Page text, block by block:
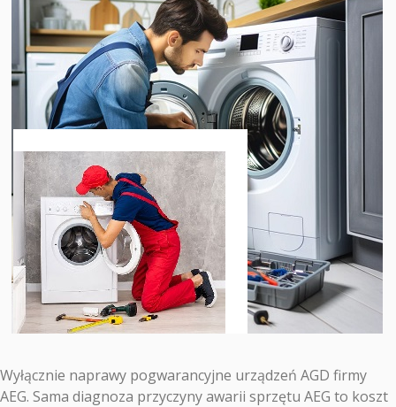
Wyłącznie naprawy pogwarancyjne urządzeń AGD firmy
AEG. Sama diagnoza przyczyny awarii sprzętu AEG to koszt